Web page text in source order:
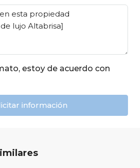
estoy de acuerdo con
información